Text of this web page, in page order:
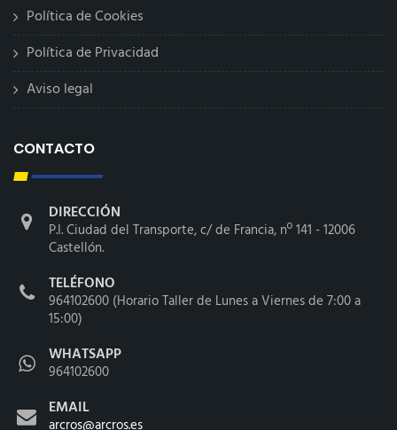
Política de Cookies
Política de Privacidad
Aviso legal
CONTACTO
DIRECCIÓN
P.I. Ciudad del Transporte, c/ de Francia, nº 141 - 12006
Castellón.
TELÉFONO
964102600 (Horario Taller de Lunes a Viernes de 7:00 a
15:00)
WHATSAPP
964102600
EMAIL